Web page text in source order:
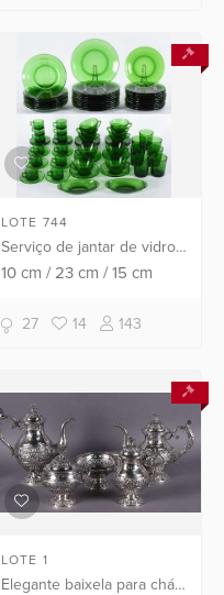
LOTE 744
Serviço de jantar de vidro
francês composto de: 12
fundos, 12 pratos de
sobremesa, 10 xícaras ...
10 cm /23 cm /15 cm
27 14 143
LOTE 1
Elegante baixela para chá e